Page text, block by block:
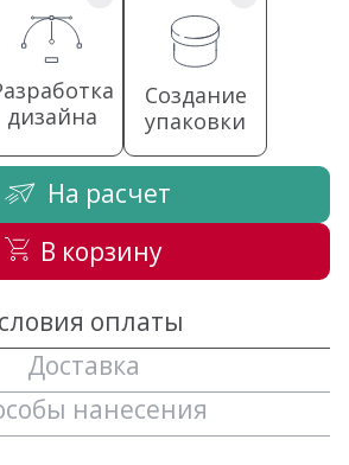
дизайна
Создание
упаковки
На расчет
В корзину
оплаты
Доставка
нанесения